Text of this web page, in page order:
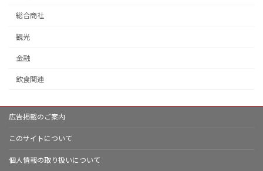
総合商社
観光
金融
飲食関連
広告掲載のご案内
このサイトについて
個人情報の取り扱いについて